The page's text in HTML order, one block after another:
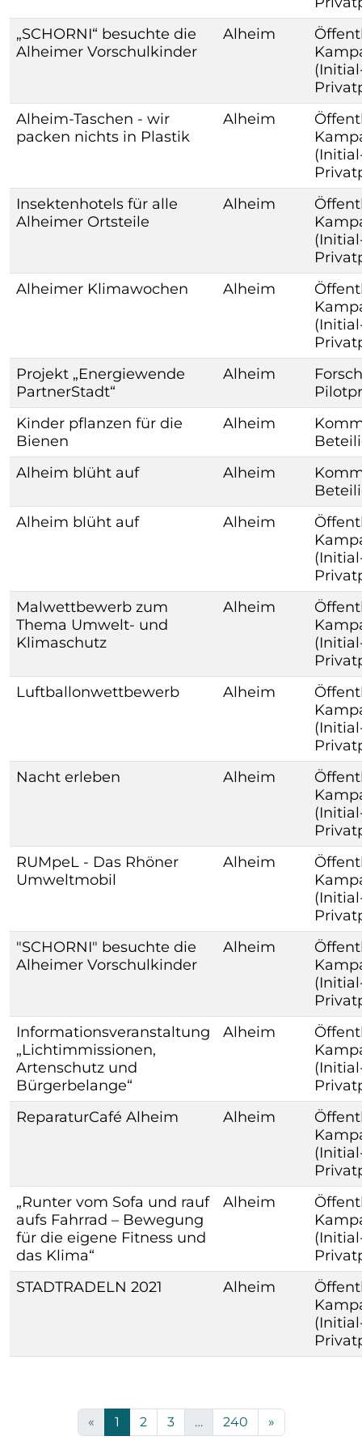
„SCHORNI“ besuchte die
Alheimer Vorschulkinder
Alheim
Alheim-Taschen - wir
packen nichts in Plastik
Alheim
Insektenhotels für alle
Alheimer Ortsteile
Alheim
Alheimer Klimawochen
Alheim
Projekt „Energiewende
PartnerStadt“
Alheim
Kinder pflanzen für die
Bienen
Alheim
Alheim blüht auf
Alheim
Alheim blüht auf
Alheim
Malwettbewerb zum
Thema Umwelt- und
Klimaschutz
Alheim
Luftballonwettbewerb
Alheim
Nacht erleben
Alheim
RUMpeL - Das Rhöner
Umweltmobil
Alheim
"SCHORNI" besuchte die
Alheimer Vorschulkinder
Alheim
Informationsveranstaltung
„Lichtimmissionen,
Artenschutz und
Bürgerbelange“
Alheim
ReparaturCafé Alheim
Alheim
„Runter vom Sofa und rauf
aufs Fahrrad – Bewegung
für die eigene Fitness und
das Klima“
Alheim
STADTRADELN 2021
Alheim
« 1 2 3 … 240 »